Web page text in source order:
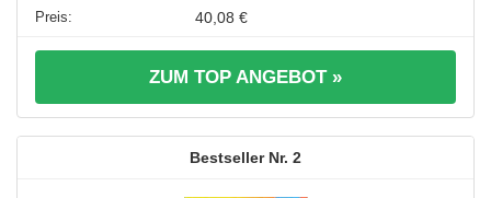
40,08 €
ZUM TOP ANGEBOT »
2